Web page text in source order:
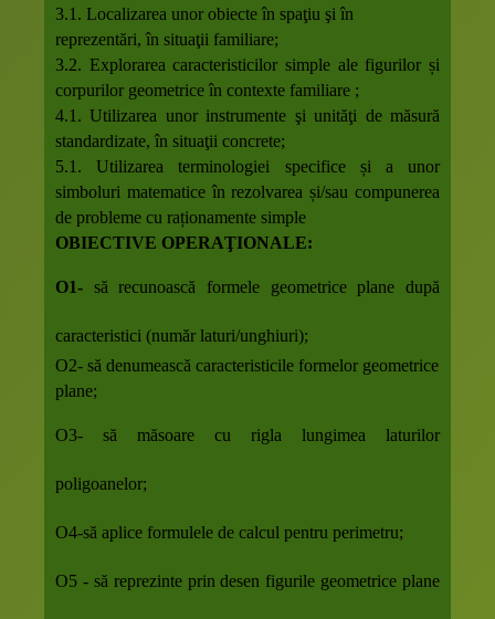
3.1. Localizarea unor obiecte în spaţiu şi în
reprezentări, în situaţii familiare;
3.2. Explorarea caracteristicilor simple ale figurilor și
corpurilor geometrice în contexte familiare ;
4.1. Utilizarea unor instrumente şi unităţi de măsură
standardizate, în situaţii concrete;
5.1. Utilizarea terminologiei specifice și a unor
simboluri matematice în rezolvarea și/sau compunerea
de probleme cu raționamente simple
OBIECTIVE OPERAŢIONALE:
O1- să recunoască formele geometrice plane după
caracteristici (număr laturi/unghiuri);
O2- să denumească caracteristicile formelor geometrice
plane;
O3- să măsoare cu rigla lungimea laturilor
poligoanelor;
O4-să aplice formulele de calcul pentru perimetru;
O5 - să reprezinte prin desen figurile geometrice plane